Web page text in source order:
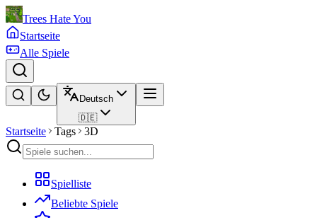
Trees Hate You
Startseite
Alle Spiele
Deutsch
🇩🇪
Startseite Tags 3D
Spielliste
Beliebte Spiele